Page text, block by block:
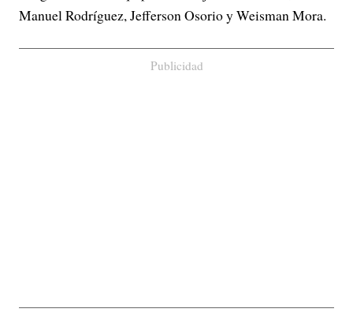
Manuel Rodríguez, Jefferson Osorio y Weisman Mora.
Publicidad